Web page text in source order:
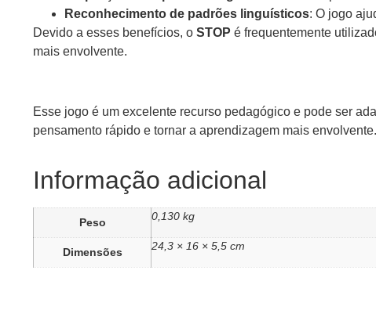
Reconhecimento de padrões linguísticos: O jogo
Devido a esses benefícios, o STOP é frequentemente
mais envolvente.
Esse jogo é um excelente recurso pedagógico e pode ser
pensamento rápido e tornar a aprendizagem mais envolvente.
Informação adicional
Peso 0,130 kg
Dimensões 24,3 × 16 × 5,5 cm